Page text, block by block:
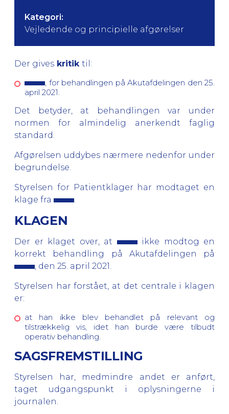
Kategori:
Vejledende og principielle afgørelser
Der gives kritik til:
, for behandlingen på Akutafdelingen den 25.
april 2021.
Det betyder, at behandlingen var under
normen for almindelig anerkendt faglig
standard.
Afgørelsen uddybes nærmere nedenfor under
begrundelse.
Styrelsen for Patientklager har modtaget en
klage fra
KLAGEN
Der er klaget over, at
ikke modtog en
korrekt behandling på Akutafdelingen på
, den 25. april 2021.
Styrelsen har forstået, at det centrale i klagen
er:
at han ikke blev behandlet på relevant og
tilstrækkelig vis, idet han burde være tilbudt
operativ behandling.
SAGSFREMSTILLING
Styrelsen har, medmindre andet er anført,
taget udgangspunkt i oplysningerne i
journalen.